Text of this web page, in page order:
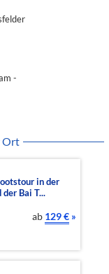
-
Ort
in der
Bai T...
ab 129 € »